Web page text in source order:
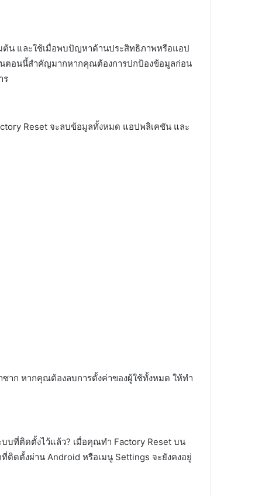
ต้น และใช้เมื่อพบปัญหาด้านประสิทธิภาพหรือแอป
นตอนนี้สำคัญมากหากคุณต้องการปกป้องข้อมูลก่อน
ร
Reset จะลบข้อมูลทั้งหมด แอปพลิเคชัน และ
าก หากคุณต้องลบการตั้งค่าของผู้ใช้ทั้งหมด ให้ทำ
บที่ติดตั้งไว้แล้ว? เมื่อคุณทำ Factory Reset บน
ติดตั้งผ่าน Android หรือเมนู Settings จะยังคงอยู่